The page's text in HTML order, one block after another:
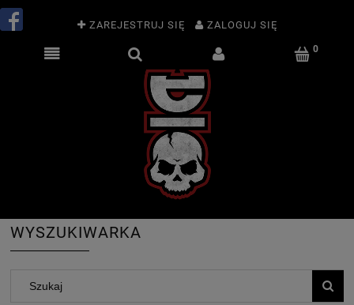
ZAREJESTRUJ SIĘ ZALOGUJ SIĘ
WYSZUKIWARKA